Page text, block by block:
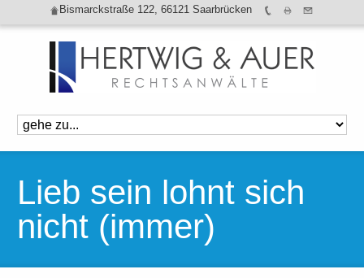
Bismarckstraße 122, 66121 Saarbrücken
Lieb sein lohnt sich
nicht (immer)